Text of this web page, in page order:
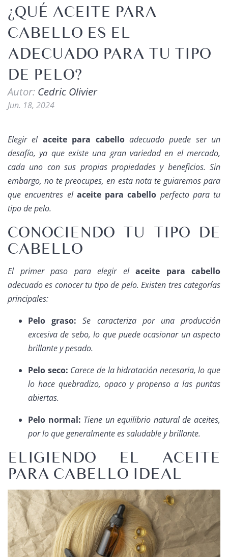
¿QUÉ ACEITE PARA
CABELLO ES EL
ADECUADO PARA TU TIPO
DE PELO?
Autor: Cedric Olivier
Jun. 18, 2024
Elegir el aceite para cabelloadecuado puede ser un
desafío, ya que existe una gran variedad en el mercado,
cada uno con sus propias propiedades y beneficios. Sin
embargo, no te preocupes, en esta nota te guiaremos para
que encuentres el aceite para cabello perfecto para tu
tipo de pelo.
CONOCIENDO TU TIPO DE
CABELLO
El primer paso para elegir el aceite para cabello
adecuado es conocer tu tipo de pelo. Existen tres categorías
principales:
Pelo graso: Se caracteriza por una producción
excesiva de sebo, lo que puede ocasionar un aspecto
brillante y pesado.
Pelo seco: Carece de la hidratación necesaria, lo que
lo hace quebradizo, opaco y propenso a las puntas
abiertas.
Pelo normal: Tiene un equilibrio natural de aceites,
por lo que generalmente es saludable y brillante.
ELIGIENDO EL ACEITE
PARA CABELLO IDEAL